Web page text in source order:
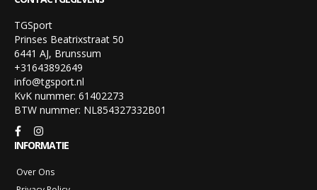
TGSport
Prinses Beatrixstraat 50
6441 AJ, Brunssum
+31643892649
info@tgsport.nl
KvK nummer: 61402273
BTW nummer: NL854327332B01
INFORMATIE
Over Ons